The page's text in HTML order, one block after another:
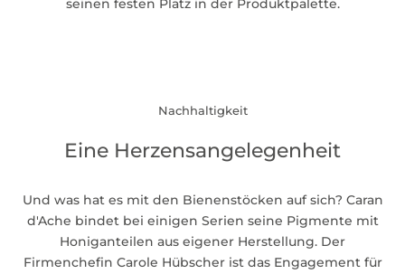
seinen festen Platz in der Produktpalette.
Nachhaltigkeit
Eine Herzensangelegenheit
Und was hat es mit den Bienenstöcken auf sich? Caran
d'Ache bindet bei einigen Serien seine Pigmente mit
Honiganteilen aus eigener Herstellung. Der
Firmenchefin Carole Hübscher ist das Engagement für